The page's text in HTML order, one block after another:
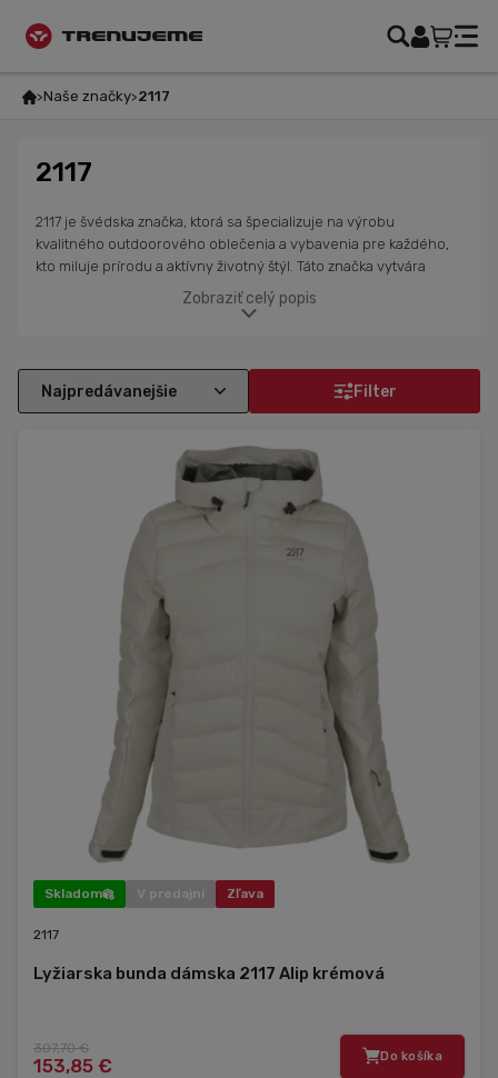
Naše značky 2117
2117
2117 je švédska značka, ktorá sa špecializuje na výrobu
kvalitného outdoorového oblečenia a vybavenia pre každého,
kto miluje prírodu a aktívny životný štýl. Táto značka vytvára
funkčné, komfortné a štýlové produkty vhodné pre rôzne
outdoorové aktivity, od turistiky po zimné športy. S dôrazom na
Produkty tejto značky sú ideálne pre každého, kto si cení kvalitu
Zobraziť celý popis
Filter
Skladom V predajni Zľava
2117
Lyžiarska bunda dámska 2117 Alip krémová
307,70 €
153,85 € Do košíka